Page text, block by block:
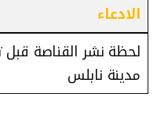
الادعاء
لحظة نشر القناصة قبل
مدينة نابلس